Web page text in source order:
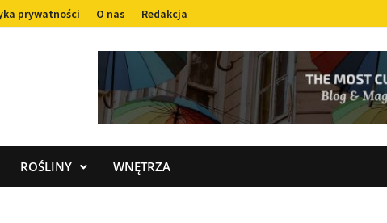
prywatności O nas Redakcja
ROŚLINY WNĘTRZA